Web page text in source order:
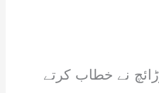
نے خطاب کرتے